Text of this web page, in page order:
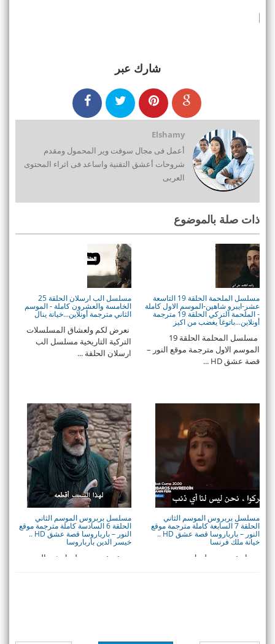
شارك عبر
Elshamy
أعمل فى مجال سوفت وير المحمول ومقدم
شروحات أعشق التقنية واساعد فى اثراء المحتوى
العربى
ذات صلة بالموضوع
مسلسل الملحمة الحلقة 19 التاسعة
عشر-ايبرو شاهين-الموسم الاول كاملة
- الملحمة التركي الحلقة 19 مترجمة
أونلاين...باتوغا يغضب من اكيز
مسلسل المحلمة الحلقة 19
الموسم الاول مترجمة موقع النور –
قصة عشق HD ...
مسلسل الب ارسلان الحلقة 25
الخامسة والعشرون كاملة - الموسم
الثاني مترجمة أونلاين...خيانة ينال
نعرض لكم ولعشاق المسلسلات
التركية التاريخية مسلسل الب
ارسلان الحلقة ...
مسلسل بربروس الموسم الثاني
الحلقة 7 السابعة كاملة مترجمة موقع
النور – باﺭﺑﺎﺭﻭﺳﺎ قصة عشق HD ..
خيانة ملك فرنسا
ميعاد عرض مسلسل بربروس
مسلسل بربروس الموسم الثاني
الحلقة 6 السادسة كاملة مترجمة موقع
النور – باﺭﺑﺎﺭﻭﺳﺎ قصة عشق HD ..
خيسر الدين بارباروسا
موعد عرض مسلسل خير الدين